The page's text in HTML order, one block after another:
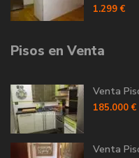
1.299 €
Pisos en Venta
Venta
185.000 €
Venta